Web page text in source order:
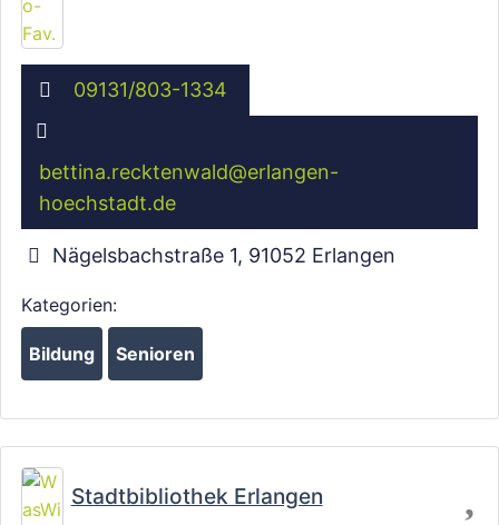
Wird geladen …
09131/803-1334
bettina.recktenwald@erlangen-
hoechstadt.de
Nägelsbachstraße 1, 91052 Erlangen
Kategorien:
Bildung Senioren
Stadtbibliothek Erlangen